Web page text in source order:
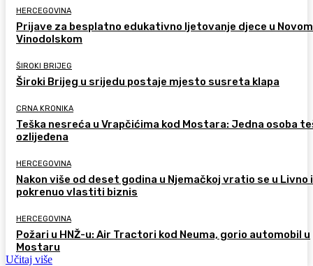
HERCEGOVINA
Prijave za besplatno edukativno ljetovanje djece u Novom
Vinodolskom
ŠIROKI BRIJEG
Široki Brijeg u srijedu postaje mjesto susreta klapa
CRNA KRONIKA
Teška nesreća u Vrapčićima kod Mostara: Jedna osoba
ozlijeđena
HERCEGOVINA
Nakon više od deset godina u Njemačkoj vratio se u Livno i
pokrenuo vlastiti biznis
HERCEGOVINA
Požari u HNŽ-u: Air Tractori kod Neuma, gorio automobil u
Mostaru
Učitaj više